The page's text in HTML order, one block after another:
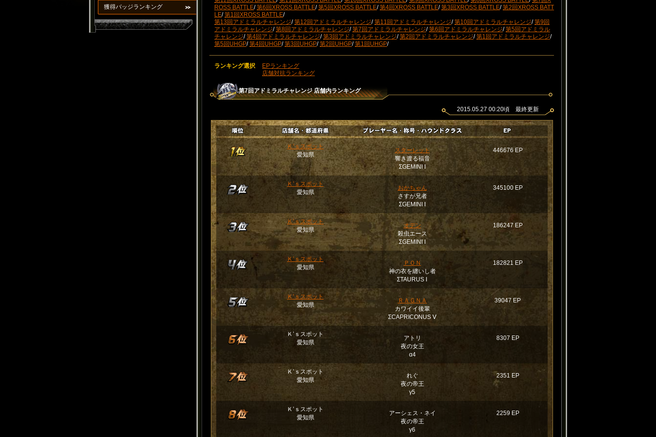
獲得バッジランキング
ROSS BATTLE/第6回XROSS BATTLE/第5回XROSS BATTLE/第4回XROSS BATTLE/第3回XROSS BATTLE/第2回XROSS BATT
LE/第1回XROSS BATTLE/
第13回アドミラルチャレンジ/第12回アドミラルチャレンジ/第11回アドミラルチャレンジ/第10回アドミラルチャレンジ/第9回
アドミラルチャレンジ/第8回アドミラルチャレンジ/第7回アドミラルチャレンジ/第6回アドミラルチャレンジ/第5回アドミラル
チャレンジ/第4回アドミラルチャレンジ/第3回アドミラルチャレンジ/第2回アドミラルチャレンジ/第1回アドミラルチャレンジ/
第5回UHGP/第4回UHGP/第3回UHGP/第2回UHGP/第1回UHGP/
ランキング選択
EPランキング
店舗対抗ランキング
第7回アドミラルチャレンジ店舗内ランキング
2015.05.27 00:20頃 最終更新
Ｋ’ｓスポット
愛知県
スターレット
響き渡る福音
ΣGEMINI Ⅰ
446676 EP
Ｋ’ｓスポット
愛知県
おかちゃん
さすが兄者
ΣGEMINI Ⅰ
345100 EP
Ｋ’ｓスポット
愛知県
オデン
殺虫エース
ΣGEMINI Ⅰ
186247 EP
Ｋ’ｓスポット
愛知県
ＰＯＮ
神の衣を纏いし者
ΣTAURUS Ⅰ
182821 EP
Ｋ’ｓスポット
愛知県
ＲＡＧＮＡ
カワイイ後輩
ΣCAPRICONUS Ⅴ
39047 EP
Ｋ’ｓスポット
愛知県
アトリ
夜の女王
α4
8307 EP
Ｋ’ｓスポット
愛知県
れぐ
夜の帝王
γ5
2351 EP
Ｋ’ｓスポット
愛知県
アーシェス・ネイ
夜の帝王
γ6
2259 EP